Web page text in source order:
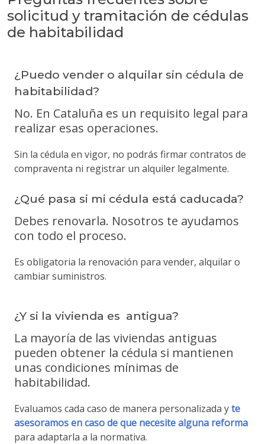
solicitud y tramitación de cédulas
de habitabilidad
¿Puedo vender o alquilar sin cédula de
habitabilidad?
No. En Cataluña es un requisito legal para
realizar esas operaciones.
Sin la cédula en vigor, no podrás firmar contratos de
compraventa ni registrar un alquiler legalmente.
¿Qué pasa si mi cédula está caducada?
Debes renovarla. Nosotros te ayudamos
con todo el proceso.
Es obligatoria la renovación para vender, alquilar o
cambiar suministros.
¿Y si la vivienda es antigua?
La mayoría de las viviendas antiguas
pueden obtener la cédula si mantienen
unas condiciones mínimas de
habitabilidad.
Evaluamos cada caso de manera personalizada yte
asesoramos en caso de que necesite alguna reforma
para adaptarla a la normativa.